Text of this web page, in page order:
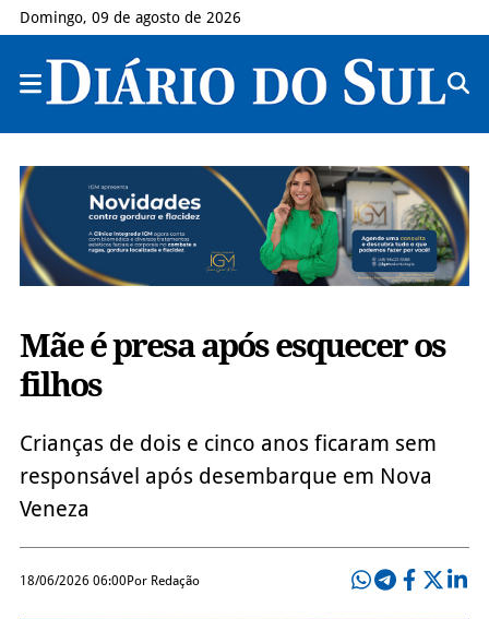
Domingo, 09 de agosto de 2026
Mãe é presa após esquecer os
filhos
Crianças de dois e cinco anos ficaram sem
responsável após desembarque em Nova
Veneza
18/06/2026 06:00Por Redação